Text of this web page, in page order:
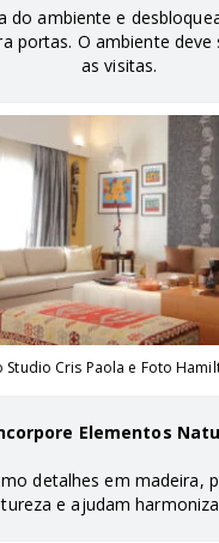
ambiente e
portas. O ambiente
as visitas.
Studio Cris Paola e Foto
Elementos
detalhes em madeira,
e ajudam